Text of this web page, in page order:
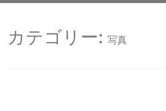
カテゴリー: 写真